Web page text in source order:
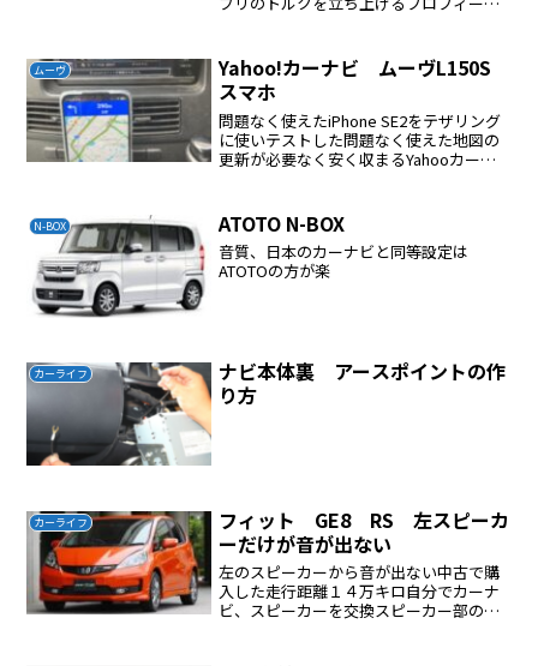
ムーヴ
Yahoo!カーナビ ムーヴL150S
スマホ
問題なく使えたiPhone SE2をテザリング
に使いテストした問題なく使えた地図の
更新が必要なく安く収まるYahooカーナ
N-BOX ATOTO N-BOX
音質、日本のカーナビと同等設定は
ATOTOの方が楽
カーライフ
ナビ本体裏 アースポイントの作
り方
カーライフ
フィット GE8 RS 左スピーカ
ーだけが音が出ない
左のスピーカーから音が出ない中古で購
入した走行距離１４万キロ自分でカーナ
ビ、スピーカーを交換スピーカー部の点